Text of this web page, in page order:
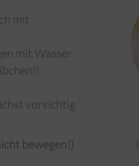
mit
mit Wasser
vorsichtig
bewegen!)